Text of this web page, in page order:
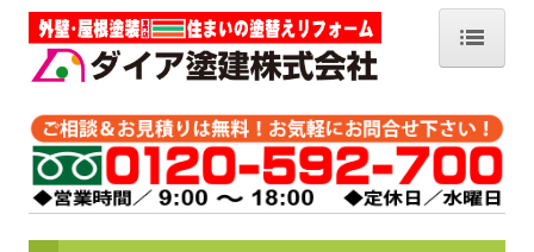
ホーム
会社概要
工事内容一覧